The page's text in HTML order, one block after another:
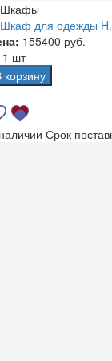
Шкафы
Шкаф для одежды
155400 руб.
1 шт
корзину
Срок